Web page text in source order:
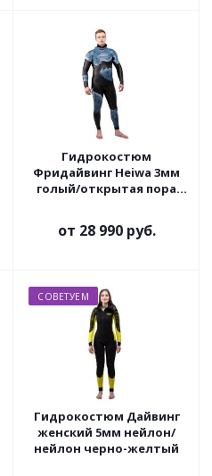
Гидрокостюм
Фридайвинг Heiwa 3мм
голый/открытая пора
от 28 990 руб.
СОВЕТУЕМ
Гидрокостюм Дайвинг
женский 5мм нейлон/
нейлон черно-желтый